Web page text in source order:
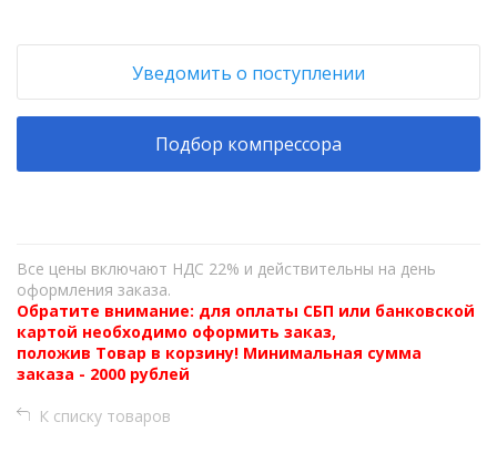
Уведомить о поступлении
Подбор компрессора
Все цены включают НДС 22% и действительны на день
оформления заказа.
Обратите внимание: для оплаты СБП или банковской
картой необходимо оформить заказ,
положив Товар в корзину! Минимальная сумма
заказа - 2000 рублей
К списку товаров